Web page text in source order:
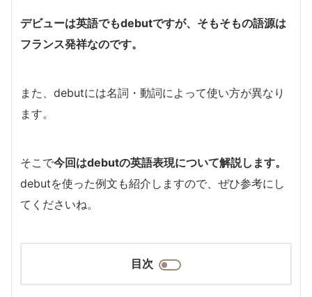
デビューは英語でもdebutですが、そもそもの語源は
フランス発祥なのです。
また、debutには名詞・動詞によって使い方が異なり
ます。
そこで今回はdebutの英語表現について解説します。
debutを使った例文も紹介しますので、ぜひ参考にし
てくださいね。
目次